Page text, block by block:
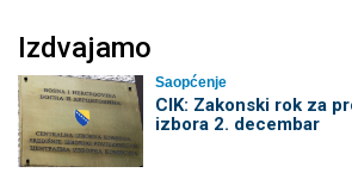
Izdvajamo
Saopćenje
CIK: Zakonski rok za
izbora 2. decembar